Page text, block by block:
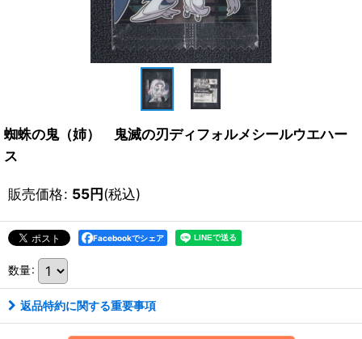
蜘蛛の鬼（姉） 鬼滅の刃ディフォルメシールウエハー
ス
販売価格: 55円(税込)
Facebookでシェア
数量:
返品特約に関する重要事項